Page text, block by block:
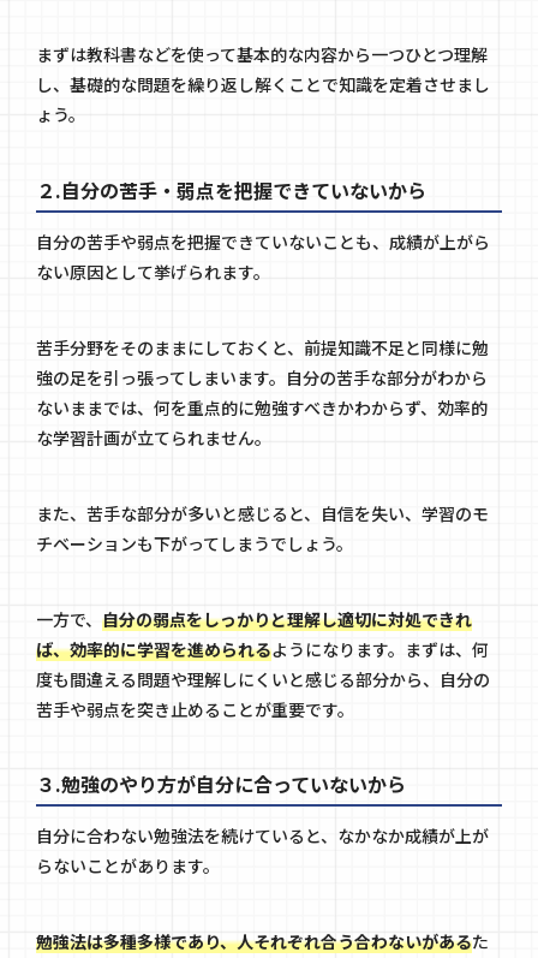
まずは教科書などを使って基本的な内容から一つひとつ理解
し、基礎的な問題を繰り返し解くことで知識を定着させまし
ょう。
２.自分の苦手・弱点を把握できていないから
自分の苦手や弱点を把握できていないことも、成績が上がら
ない原因として挙げられます。
苦手分野をそのままにしておくと、前提知識不足と同様に勉
強の足を引っ張ってしまいます。自分の苦手な部分がわから
ないままでは、何を重点的に勉強すべきかわからず、効率的
な学習計画が立てられません。
また、苦手な部分が多いと感じると、自信を失い、学習のモ
チベーションも下がってしまうでしょう。
一方で、 自分の弱点をしっかりと理解し適切に対処できれ
ば、効率的に学習を進められるようになります。まずは、何
度も間違える問題や理解しにくいと感じる部分から、自分の
苦手や弱点を突き止めることが重要です。
３.勉強のやり方が自分に合っていないから
自分に合わない勉強法を続けていると、なかなか成績が上が
らないことがあります。
勉強法は多種多様であり、人それぞれ合う合わないがあるた